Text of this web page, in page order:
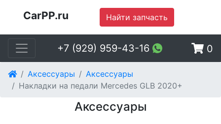
CarPP.ru Найти запчасть
+7 (929) 959-43-16 0
Аксессуары
Аксессуары
Накладки на педали Mercedes GLB 2020+
Аксессуары